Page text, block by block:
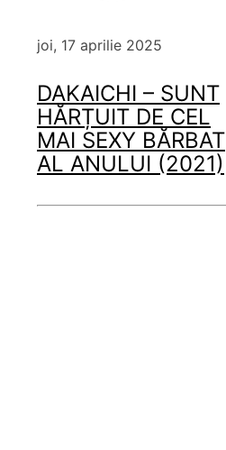
joi, 17 aprilie 2025
DAKAICHI – SUNT
HĂRȚUIT DE CEL
MAI SEXY BĂRBAT
AL ANULUI (2021)